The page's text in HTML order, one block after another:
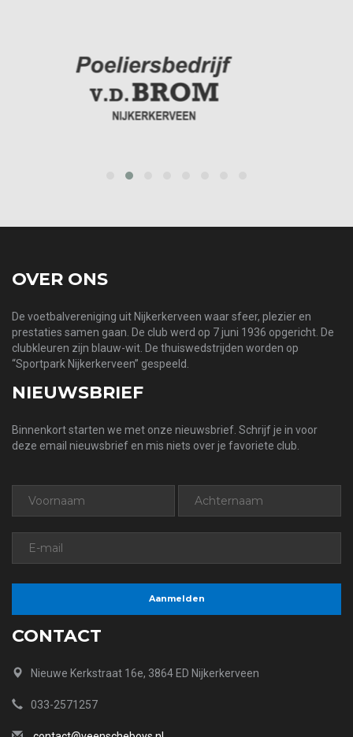
OVER ONS
De voetbalvereniging uit Nijkerkerveen waar sfeer, plezier en
prestaties samen gaan. De club werd op 7 juni 1936 opgericht. De
clubkleuren zijn blauw-wit. De thuiswedstrijden worden op
“Sportpark Nijkerkerveen” gespeeld.
NIEUWSBRIEF
Binnenkort starten we met onze nieuwsbrief. Schrijf je in voor
deze email nieuwsbrief en mis niets over je favoriete club.
CONTACT
Nieuwe Kerkstraat 16e, 3864 ED Nijkerkerveen
033-2571257